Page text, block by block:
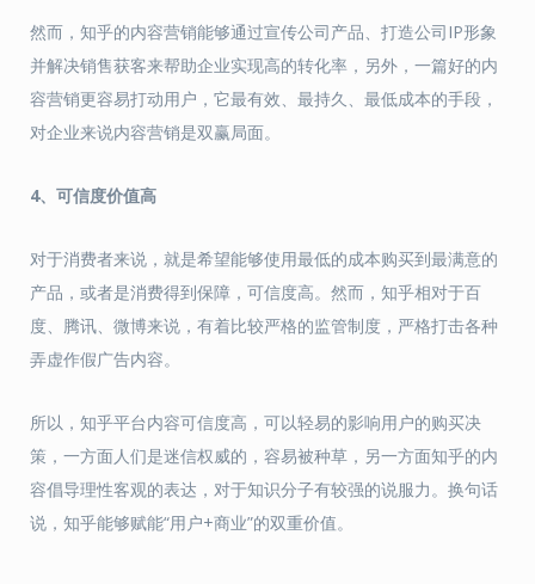
然而，知乎的内容营销能够通过宣传公司产品、打造公司IP形象
并解决销售获客来帮助企业实现高的转化率，另外，一篇好的内
容营销更容易打动用户，它最有效、最持久、最低成本的手段，
对企业来说内容营销是双赢局面。
4、可信度价值高
对于消费者来说，就是希望能够使用最低的成本购买到最满意的
产品，或者是消费得到保障，可信度高。然而，知乎相对于百
度、腾讯、微博来说，有着比较严格的监管制度，严格打击各种
弄虚作假广告内容。
所以，知乎平台内容可信度高，可以轻易的影响用户的购买决
策，一方面人们是迷信权威的，容易被种草，另一方面知乎的内
容倡导理性客观的表达，对于知识分子有较强的说服力。换句话
说，知乎能够赋能“用户+商业”的双重价值。